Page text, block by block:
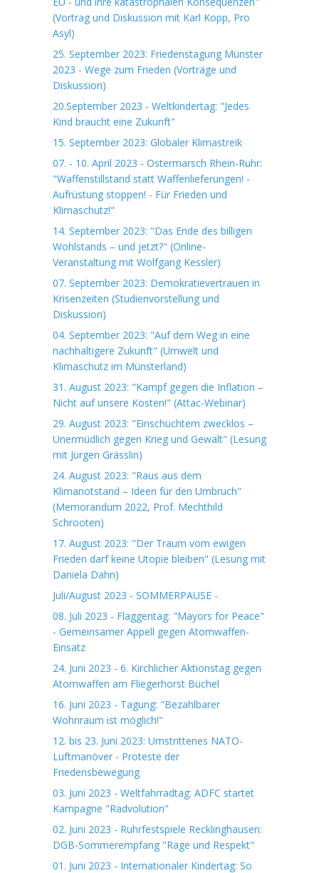
(Vortrag und Diskussion mit Karl Kopp, Pro
Asyl)
25. September 2023: Friedenstagung Münster
2023 - Wege zum Frieden (Vorträge und
Diskussion)
20.September 2023 - Weltkindertag: "Jedes
Kind braucht eine Zukunft"
15. September 2023: Globaler Klimastreik
07. - 10. April 2023 - Ostermarsch Rhein-Ruhr:
"Waffenstillstand statt Waffenlieferungen! -
Aufrüstung stoppen! - Für Frieden und
Klimaschutz!"
14. September 2023: "Das Ende des billigen
Wohlstands – und jetzt?" (Online-
Veranstaltung mit Wolfgang Kessler)
07. September 2023: Demokratievertrauen in
Krisenzeiten (Studienvorstellung und
Diskussion)
04. September 2023: "Auf dem Weg in eine
nachhaltigere Zukunft" (Umwelt und
Klimaschutz im Münsterland)
31. August 2023: "Kampf gegen die Inflation –
Nicht auf unsere Kosten!" (Attac-Webinar)
29. August 2023: "Einschüchtern zwecklos –
Unermüdlich gegen Krieg und Gewalt" (Lesung
mit Jürgen Grässlin)
24. August 2023: "Raus aus dem
Klimanotstand – Ideen für den Umbruch"
(Memorandum 2022, Prof. Mechthild
Schrooten)
17. August 2023: "Der Traum vom ewigen
Frieden darf keine Utopie bleiben" (Lesung mit
Daniela Dahn)
Juli/August 2023 - SOMMERPAUSE -
08. Juli 2023 - Flaggentag: "Mayors for Peace"
- Gemeinsamer Appell gegen Atomwaffen-
Einsatz
24. Juni 2023 - 6. Kirchlicher Aktionstag gegen
Atomwaffen am Fliegerhorst Büchel
16. Juni 2023 - Tagung: "Bezahlbarer
Wohnraum ist möglich!"
12. bis 23. Juni 2023: Umstrittenes NATO-
Luftmanöver - Proteste der
Friedensbewegung
03. Juni 2023 - Weltfahrradtag: ADFC startet
Kampagne "Radvolution"
02. Juni 2023 - Ruhrfestspiele Recklinghausen:
DGB-Sommerempfang "Rage und Respekt"
01. Juni 2023 - Internationaler Kindertag: So